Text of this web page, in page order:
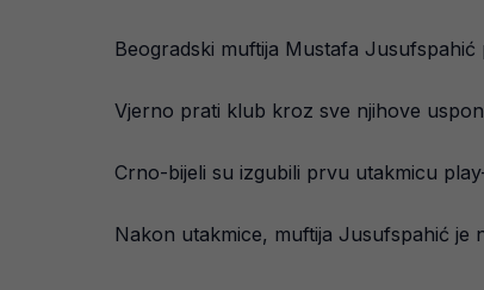
Beogradski muftija Mustafa
Vjerno prati klub kroz sve njihove
Crno-bijeli su izgubili prvu utakmicu
Nakon utakmice, muftija Jusufspahić je